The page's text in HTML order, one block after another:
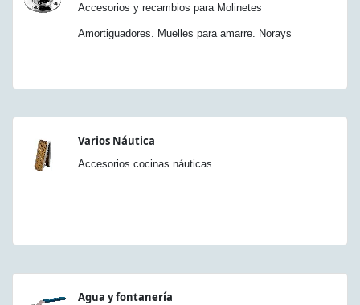
Accesorios y recambios para Molinetes
Amortiguadores. Muelles para amarre. Norays
Varios Náutica
Accesorios cocinas náuticas
Agua y fontanería